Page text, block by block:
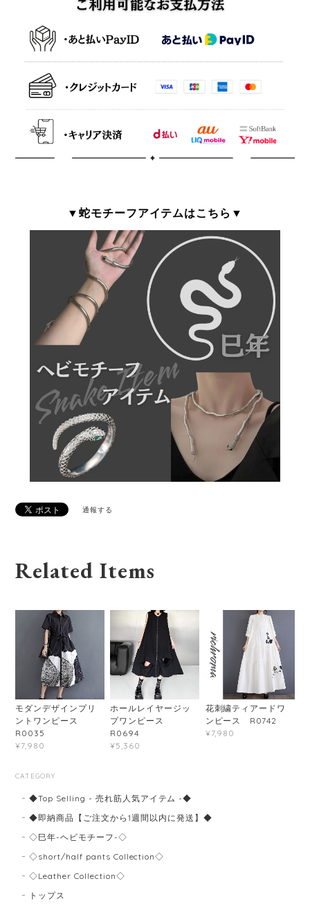
▼蛇モチーフアイテムはこちら▼
通報する
Related Items
モダンデザインプリ
ントワンピース
R0035
¥7,980
ホールレイヤージッ
プワンピース
R0694
¥5,360
花刺繍ティアードワ
ンピース R0742
¥7,980
CATEGORY
◆Top Selling - 売れ筋人気アイテム -◆
◆即納商品【ご注文から1週間以内に発送】◆
◇巳年-ヘビモチーフ-◇
◇short/half pants Collection◇
◇Leather Collection◇
トップス